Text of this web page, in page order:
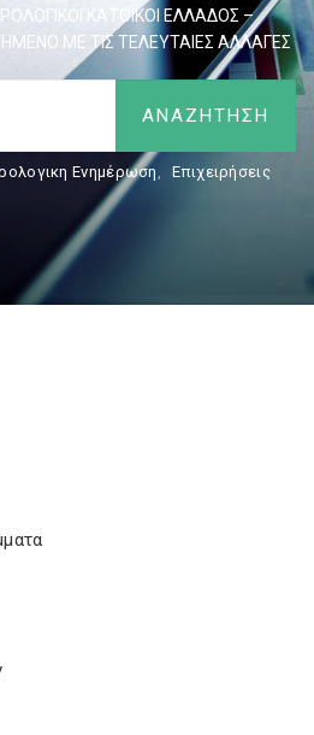
ΚΑΤΟΙΚΟΙ ΕΛΛΑΔΟΣ –
ΜΕ ΤΙΣ ΤΕΛΕΥΤΑΙΕΣ ΑΛΛΑΓΕΣ
Ενημέρωση, Επιχειρήσεις